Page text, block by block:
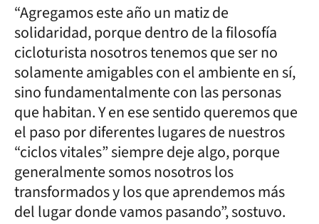
“Agregamos este año un matiz de
solidaridad, porque dentro de la filosofía
cicloturista nosotros tenemos que ser no
solamente amigables con el ambiente en sí,
sino fundamentalmente con las personas
que habitan. Y en ese sentido queremos que
el paso por diferentes lugares de nuestros
“ciclos vitales” siempre deje algo, porque
generalmente somos nosotros los
transformados y los que aprendemos más
del lugar donde vamos pasando”, sostuvo.